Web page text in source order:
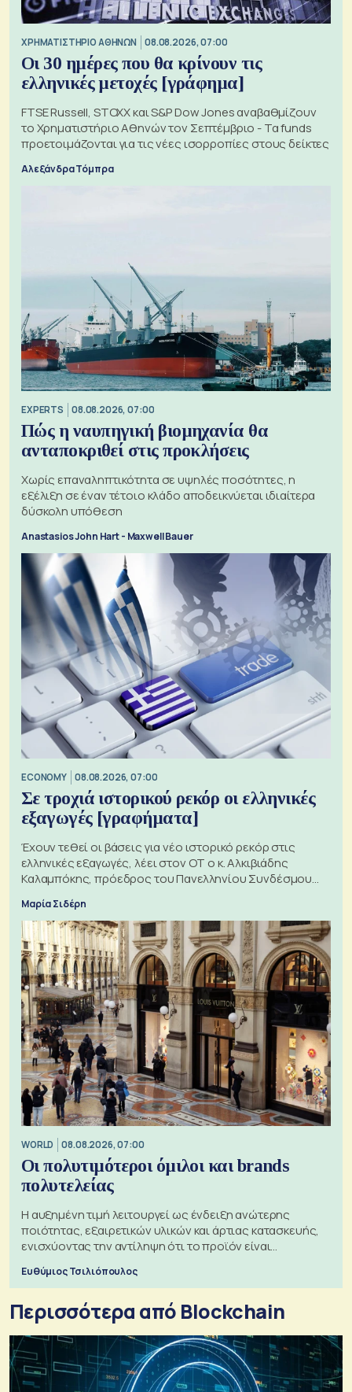
XΡΗΜΑΤΙΣΤΗΡΙΟ ΑΘΗΝΩΝ 08.08.2026, 07:00
Οι 30 ημέρες που θα κρίνουν τις
ελληνικές μετοχές [γράφημα]
FTSE Russell, STOXX και S&P Dow Jones αναβαθμίζουν
το Χρηματιστήριο Αθηνών τον Σεπτέμβριο - Τα funds
προετοιμάζονται για τις νέες ισορροπίες στους δείκτες
Αλεξάνδρα Τόμπρα
EXPERTS 08.08.2026, 07:00
Πώς η ναυπηγική βιομηχανία θα
ανταποκριθεί στις προκλήσεις
Χωρίς επαναληπτικότητα σε υψηλές ποσότητες, η
εξέλιξη σε έναν τέτοιο κλάδο αποδεικνύεται ιδιαίτερα
δύσκολη υπόθεση
Anastasios John Hart - Maxwell Bauer
ECONOMY 08.08.2026, 07:00
Σε τροχιά ιστορικού ρεκόρ οι ελληνικές
εξαγωγές [γραφήματα]
Έχουν τεθεί οι βάσεις για νέο ιστορικό ρεκόρ στις
ελληνικές εξαγωγές, λέει στον ΟΤ ο κ. Αλκιβιάδης
Καλαμπόκης, πρόεδρος του Πανελληνίου Συνδέσμου
Μαρία Σιδέρη
WORLD 08.08.2026, 07:00
Οι πολυτιμότεροι όμιλοι και brands
πολυτελείας
Η αυξημένη τιμή λειτουργεί ως ένδειξη ανώτερης
ποιότητας, εξαιρετικών υλικών και άρτιας κατασκευής,
ενισχύοντας την αντίληψη ότι το προϊόν είναι
Ευθύμιος Τσιλιόπουλος
Περισσότερα από Blockchain